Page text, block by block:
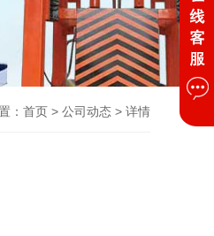
： 首页 > 公司动态 > 详情